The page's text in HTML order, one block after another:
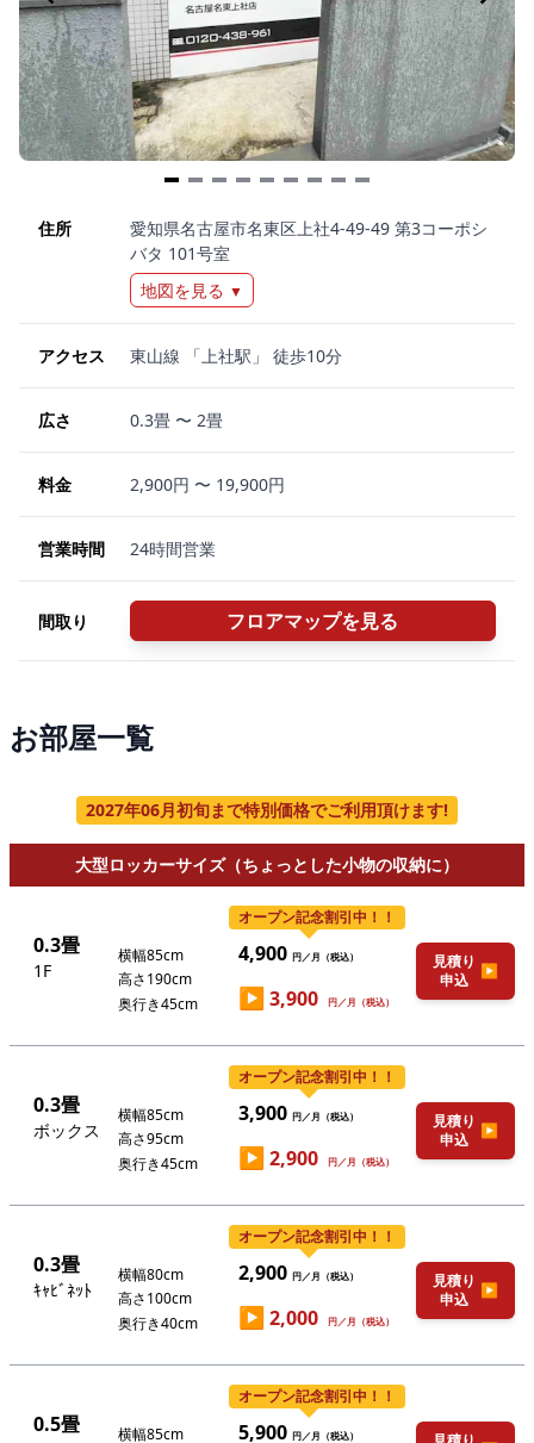
住所
愛知県名古屋市名東区上社4-49-49 第3コーポシ
バタ 101号室
地図を見る ▼
アクセス 東山線 「上社駅」 徒歩10分
広さ 0.3畳 〜 2畳
料金 2,900円 〜 19,900円
営業時間 24時間営業
間取り フロアマップを見る
お部屋一覧
2027年06月初旬まで特別価格でご利用頂けます!
大型ロッカーサイズ（ちょっとした小物の収納に）
0.3畳
1F
横幅85cm
高さ190cm
奥行き45cm
オープン記念割引中！！
4,900円／月（税込）
▶3,900 円／月（税込）
見積り
申込
▶
0.3畳
ボックス
横幅85cm
高さ95cm
奥行き45cm
オープン記念割引中！！
3,900円／月（税込）
▶2,900 円／月（税込）
見積り
申込
▶
0.3畳
ｷｬﾋﾞﾈｯﾄ
横幅80cm
高さ100cm
奥行き40cm
オープン記念割引中！！
2,900円／月（税込）
▶2,000 円／月（税込）
見積り
申込
▶
0.5畳
横幅85cm
オープン記念割引中！！
5,900円／月（税込）